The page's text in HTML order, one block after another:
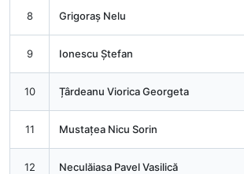
8 Grigoraș Nelu
9 Ionescu Ștefan
10 Țârdeanu Viorica Georgeta
11 Mustațea Nicu Sorin
12 Neculăiasa Pavel Vasilică